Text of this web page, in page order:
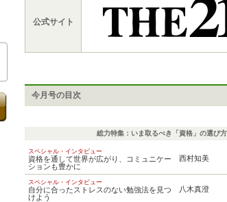
公式サイト
今月号の目次
総力特集：いま取るべき「資格」の選び
スペシャル・インタビュー
資格を通して世界が広がり、コミュニケー
ションも豊かに
西村知美
スペシャル・インタビュー
自分に合ったストレスのない勉強法を見つ
けよう
八木真澄